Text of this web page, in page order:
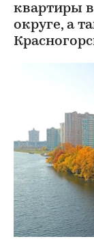
квартиры
округе, а